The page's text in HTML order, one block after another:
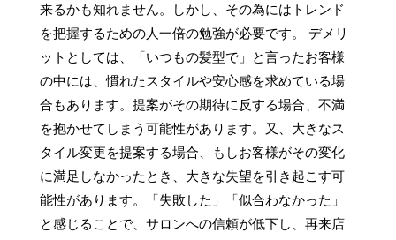
来るかも知れません。しかし、その為にはトレンド
を把握するための人一倍の勉強が必要です。 デメリ
ットとしては、「いつもの髪型で」と言ったお客様
の中には、慣れたスタイルや安心感を求めている場
合もあります。提案がその期待に反する場合、不満
を抱かせてしまう可能性があります。又、大きなス
タイル変更を提案する場合、もしお客様がその変化
に満足しなかったとき、大きな失望を引き起こす可
能性があります。「失敗した」「似合わなかった」
と感じることで、サロンへの信頼が低下し、再来店